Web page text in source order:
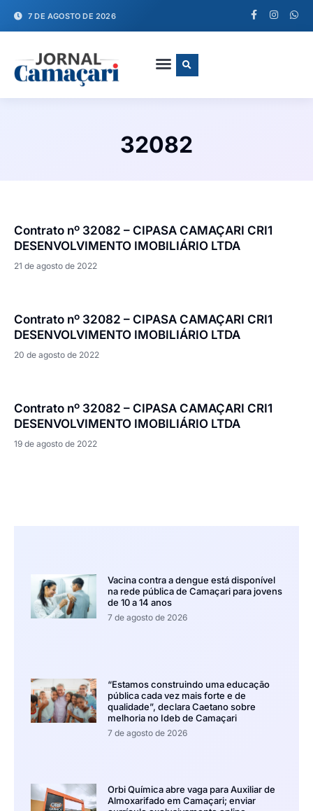
7 DE AGOSTO DE 2026
32082
Contrato nº 32082 – CIPASA CAMAÇARI CRI1
DESENVOLVIMENTO IMOBILIÁRIO LTDA
21 de agosto de 2022
Contrato nº 32082 – CIPASA CAMAÇARI CRI1
DESENVOLVIMENTO IMOBILIÁRIO LTDA
20 de agosto de 2022
Contrato nº 32082 – CIPASA CAMAÇARI CRI1
DESENVOLVIMENTO IMOBILIÁRIO LTDA
19 de agosto de 2022
Vacina contra a dengue está disponível
na rede pública de Camaçari para jovens
de 10 a 14 anos
7 de agosto de 2026
“Estamos construindo uma educação
pública cada vez mais forte e de
qualidade”, declara Caetano sobre
melhoria no Ideb de Camaçari
7 de agosto de 2026
Orbi Química abre vaga para Auxiliar de
Almoxarifado em Camaçari; enviar